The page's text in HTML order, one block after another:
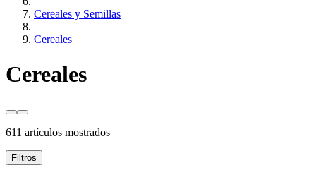
Cereales y Semillas
Cereales
Cereales
611 artículos mostrados
Filtros